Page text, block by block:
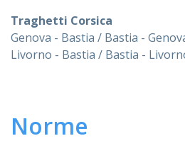
Traghetti Corsica
Genova - Bastia / Bastia -
Livorno - Bastia / Bastia -
Norme